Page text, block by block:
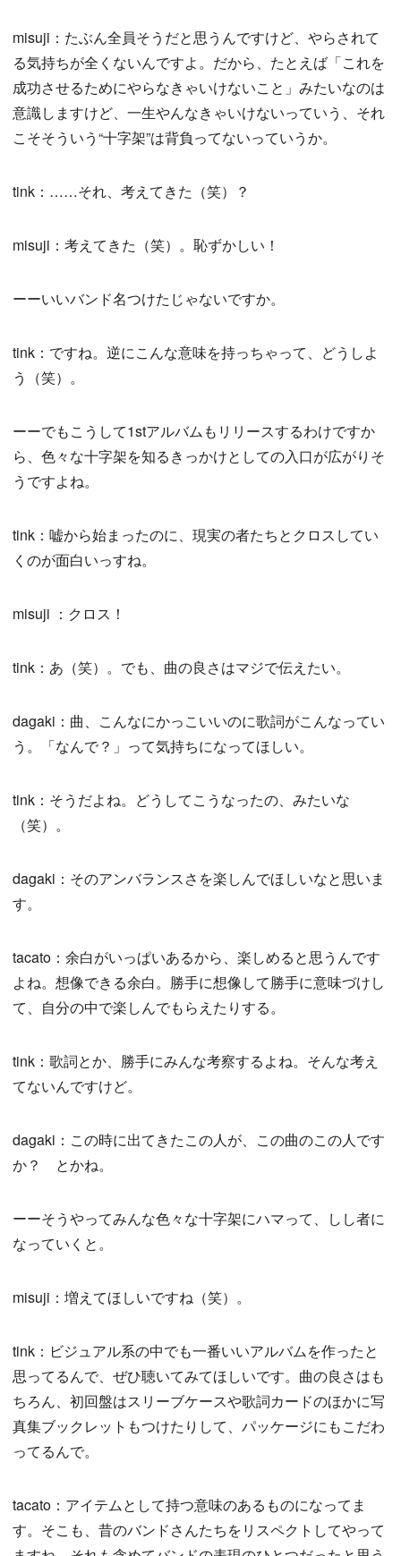
misuji：たぶん全員そうだと思うんですけど、やらされて
る気持ちが全くないんですよ。だから、たとえば「これを
成功させるためにやらなきゃいけないこと」みたいなのは
意識しますけど、一生やんなきゃいけないっていう、それ
こそそういう“十字架”は背負ってないっていうか。
tink：……それ、考えてきた（笑）？
misuji：考えてきた（笑）。恥ずかしい！
ーーいいバンド名つけたじゃないですか。
tink：ですね。逆にこんな意味を持っちゃって、どうしよ
う（笑）。
ーーでもこうして1stアルバムもリリースするわけですか
ら、色々な十字架を知るきっかけとしての入口が広がりそ
うですよね。
tink：嘘から始まったのに、現実の者たちとクロスしてい
くのが面白いっすね。
misuji ：クロス！
tink：あ（笑）。でも、曲の良さはマジで伝えたい。
dagaki：曲、こんなにかっこいいのに歌詞がこんなってい
う。「なんで？」って気持ちになってほしい。
tink：そうだよね。どうしてこうなったの、みたいな
（笑）。
dagaki：そのアンバランスさを楽しんでほしいなと思いま
す。
tacato：余白がいっぱいあるから、楽しめると思うんです
よね。想像できる余白。勝手に想像して勝手に意味づけし
て、自分の中で楽しんでもらえたりする。
tink：歌詞とか、勝手にみんな考察するよね。そんな考え
てないんですけど。
dagaki：この時に出てきたこの人が、この曲のこの人です
か？ とかね。
ーーそうやってみんな色々な十字架にハマって、しし者に
なっていくと。
misuji：増えてほしいですね（笑）。
tink：ビジュアル系の中でも一番いいアルバムを作ったと
思ってるんで、ぜひ聴いてみてほしいです。曲の良さはも
ちろん、初回盤はスリーブケースや歌詞カードのほかに写
真集ブックレットもつけたりして、パッケージにもこだわ
ってるんで。
tacato：アイテムとして持つ意味のあるものになってま
す。そこも、昔のバンドさんたちをリスペクトしてやって